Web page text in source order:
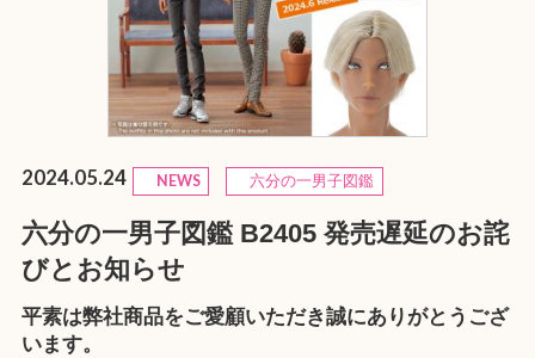
2024.05.24 NEWS 六分の一男子図鑑
六分の一男子図鑑 B2405 発売遅延のお詫
びとお知らせ
平素は弊社商品をご愛顧いただき誠にありがとうござ
います。